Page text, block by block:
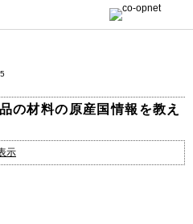
の材料の原産国情報を教え
示